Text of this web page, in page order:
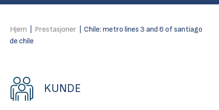
Hjem Prestasjoner
Chile: metro lines 3 and 6 of santiago
de chile
KUNDE